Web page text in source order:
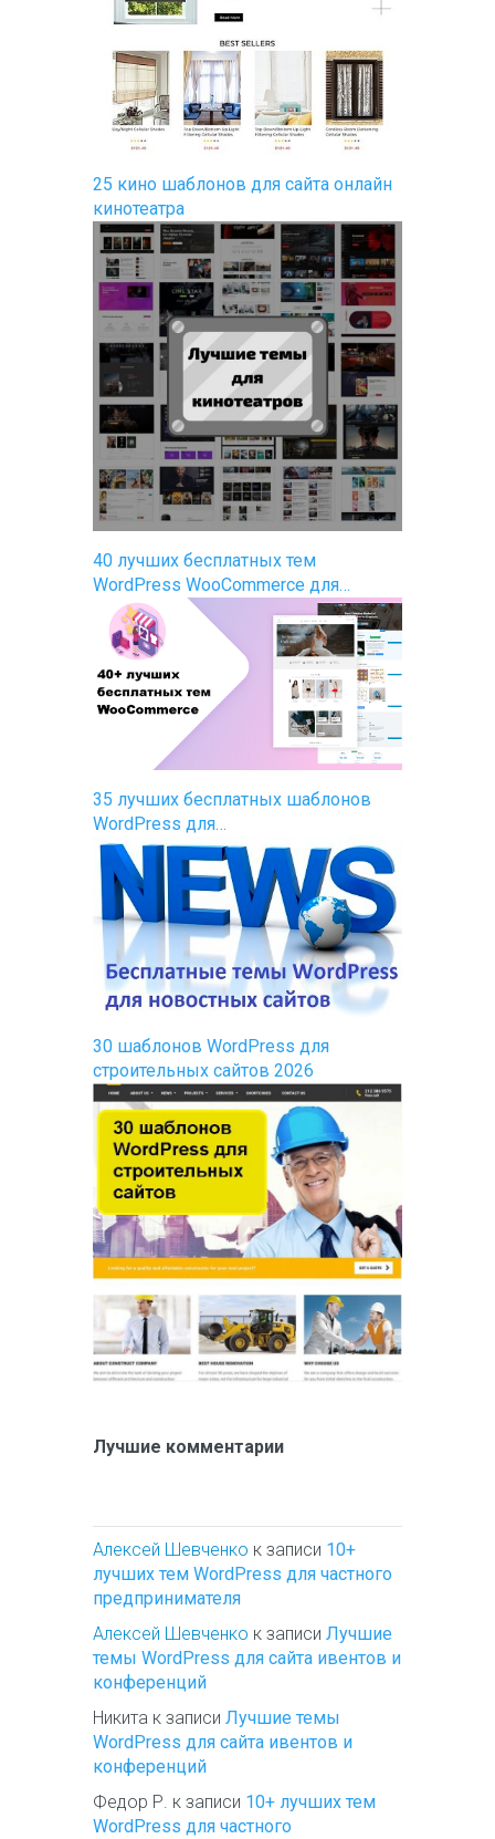
25 кино шаблонов для сайта онлайн
кинотеатра
40 лучших бесплатных тем
WordPress WooCommerce для…
35 лучших бесплатных шаблонов
WordPress для…
30 шаблонов WordPress для
строительных сайтов 2026
Лучшие комментарии
Алексей Шевченко к записи 10+
лучших тем WordPress для частного
предпринимателя
Алексей Шевченко к записи Лучшие
темы WordPress для сайта ивентов и
конференций
Никита к записи Лучшие темы
WordPress для сайта ивентов и
конференций
Федор Р. к записи 10+ лучших тем
WordPress для частного